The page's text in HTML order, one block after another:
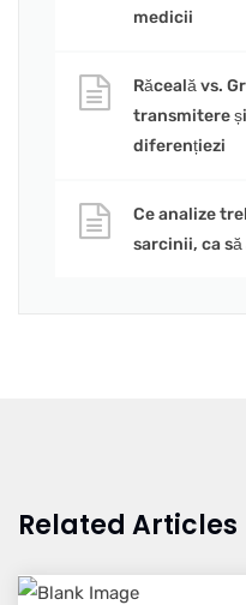
medicii
Răceală vs.
transmitere
diferențiezi
Ce analize
sarcinii, ca
Related Articles